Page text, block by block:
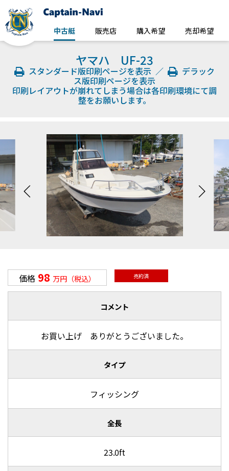
中古艇 販売店 購入希望 売却希望
ヤマハ UF-23
スタンダード版印刷ページを表示 ／
デラック
ス版印刷ページを表示
印刷レイアウトが崩れてしまう場合は各印刷環境にて調
整をお願いします。
価格 98 万円（税込） 売約済
コメント
お買い上げ ありがとうございました。
タイプ
フィッシング
全長
23.0ft